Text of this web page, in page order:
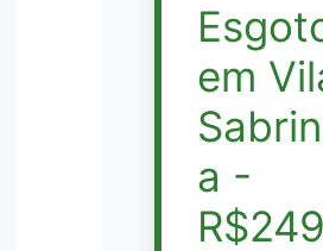
em
Sabrin
a -